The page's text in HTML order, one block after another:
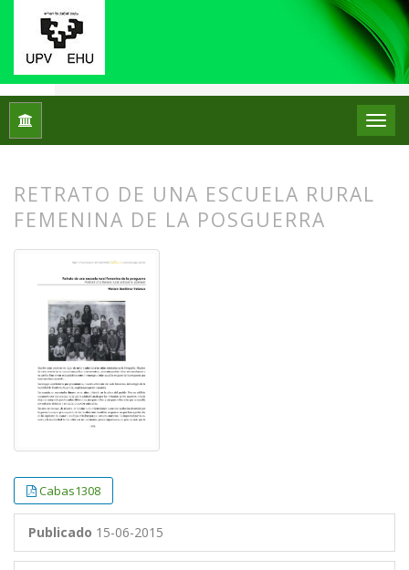
Inicio Fotos con historia
RETRATO DE UNA ESCUELA RURAL
FEMENINA DE LA POSGUERRA
Cabas1308
Publicado 15-06-2015